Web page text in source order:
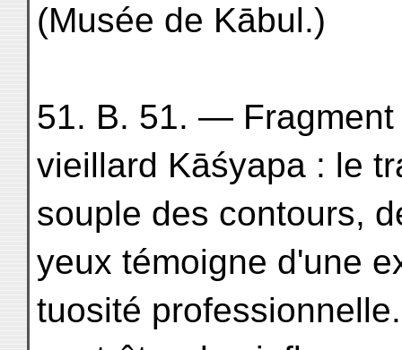
(Musée de Kābul.)
51. B. 51. —
vieillard Kāśyapa : le
souple des contours,
yeux témoigne d'une
tuosité